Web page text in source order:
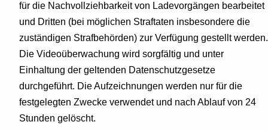
für die Nachvollziehbarkeit von Ladevorgängen bearbeitet
und Dritten (bei möglichen Straftaten insbesondere die
zuständigen Strafbehörden) zur Verfügung gestellt werden.
Die Videoüberwachung wird sorgfältig und unter
Einhaltung der geltenden Datenschutzgesetze
durchgeführt. Die Aufzeichnungen werden nur für die
festgelegten Zwecke verwendet und nach Ablauf von 24
Stunden gelöscht.